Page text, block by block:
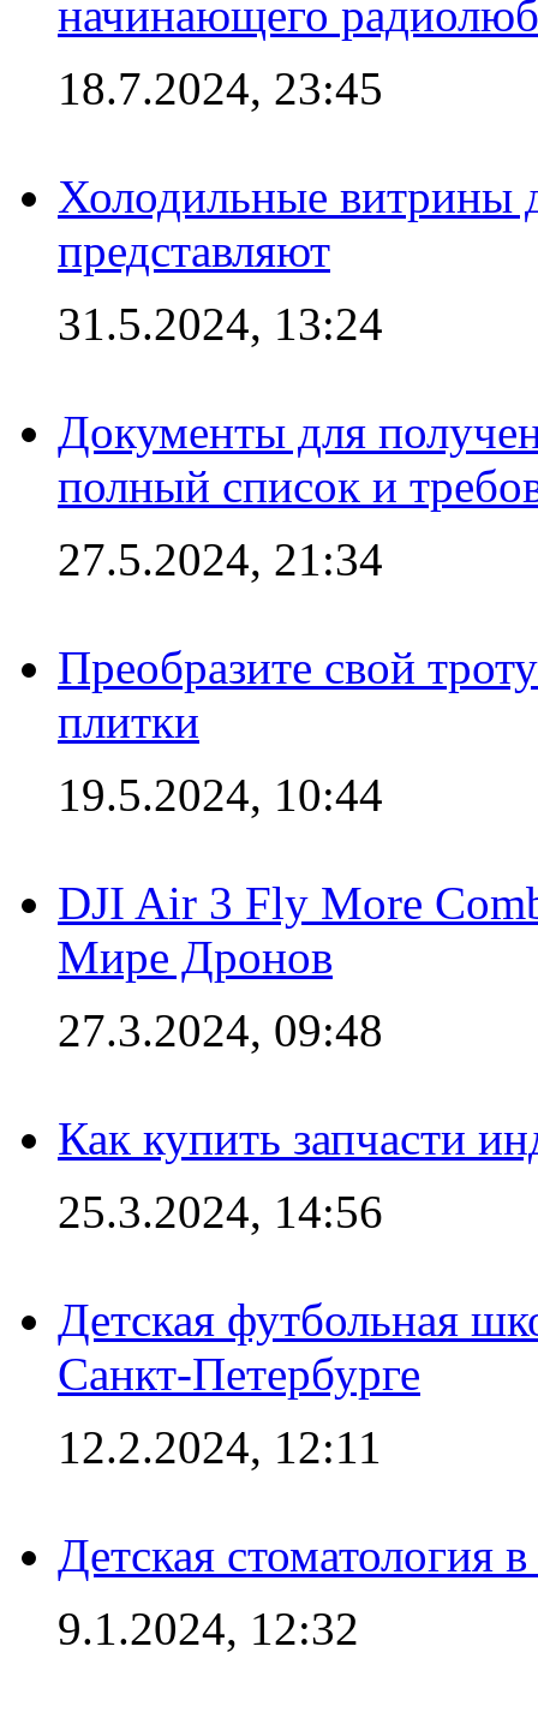
начинающего
18.7.2024, 23:45
Холодильные витрины
представляют
31.5.2024, 13:24
Документы для
полный список и
27.5.2024, 21:34
Преобразите свой
плитки
19.5.2024, 10:44
DJI Air 3 Fly More
Мире Дронов
27.3.2024, 09:48
Как купить запчасти
25.3.2024, 14:56
Детская футбольная
Санкт-Петербурге
12.2.2024, 12:11
Детская стоматология
9.1.2024, 12:32